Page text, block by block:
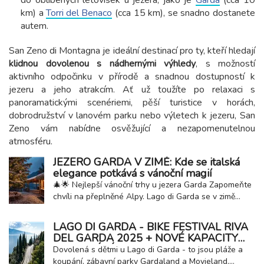
JEZERO GARDA V ZIMĚ: Kde se italská
elegance potkává s vánoční magií
🎄🌟 Nejlepší vánoční trhy u jezera Garda Zapomeňte
chvíli na přeplněné Alpy. Lago di Garda se v zimě
střetává malebná italská krajina s vůní svařeného
vína a řemeslnou tradicí. Je to ideální místo pro
klienty, kteří hledají světla, atmosféru a...
LAGO DI GARDA - BIKE FESTIVAL RIVA
DEL GARDA 2025 + NOVÉ KAPACITY
UBYTOVÁNÍ U JEZERA
Dovolená s dětmi u Lago di Garda - to jsou pláže a
koupání, zábavní parky Gardaland a Movieland,
km) aTorri del Benaco (cca 15 km), se snadno dostanete
autem.
San Zeno di Montagna je ideální destinací pro ty, kteří hledají
klidnou dovolenou s nádhernými výhledy, s možností
aktivního odpočinku v přírodě a snadnou dostupností k
jezeru a jeho atrakcím. Ať už toužíte po relaxaci s
panoramatickými scenériemi, pěší turistice v horách,
dobrodružství v lanovém parku nebo výletech k jezeru, San
Zeno vám nabídne osvěžující a nezapomenutelnou
atmosféru.